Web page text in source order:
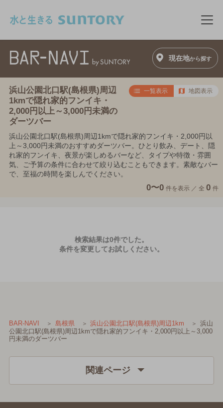
メ
現在地から探す
浜山公園北口駅(島根県)周辺
1kmで隠れ家的フンイキ・
2,000円以上～3,000円未満の
ダーツバー
一覧表示 地図表示
浜山公園北口駅(島根県)周辺1kmで隠れ家的フンイキ・2,000円以
上～3,000円未満のおすすめダーツバー。ひとり飲み、デート、隠
れ家的フンイキ、夜景が楽しめるバーなど、タイプや特徴・雰囲
気、ご予算の条件に合わせて絞り込むこともできます。素敵なバー
で、至福の時間を楽しんでください。
0〜0 件を表示 ／ 全 0 件
検索結果は0件でした。
条件を変更してお試しください。
BAR-NAVI 島根県 浜山公園北口駅(島根県)周辺1km
浜山
公園北口駅(島根県)周辺1kmで隠れ家的フンイキ・2,000円以上～3,000
円未満のダーツバー
関連ページ